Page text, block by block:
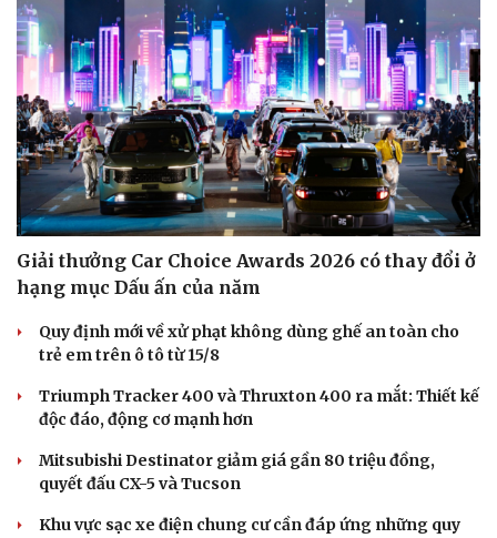
Giải thưởng Car Choice Awards 2026 có thay đổi ở
hạng mục Dấu ấn của năm
Quy định mới về xử phạt không dùng ghế an toàn cho
trẻ em trên ô tô từ 15/8
Triumph Tracker 400 và Thruxton 400 ra mắt: Thiết kế
độc đáo, động cơ mạnh hơn
Mitsubishi Destinator giảm giá gần 80 triệu đồng,
quyết đấu CX-5 và Tucson
Khu vực sạc xe điện chung cư cần đáp ứng những quy